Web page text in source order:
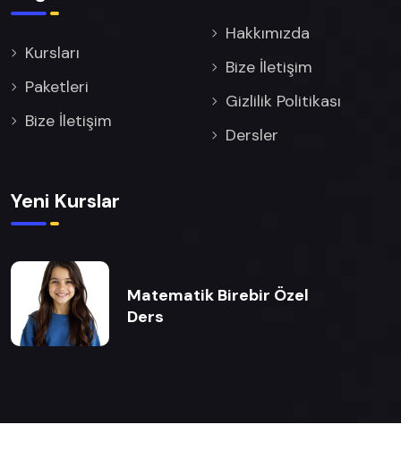
Kursları
Paketleri
Bize İletişim
Hakkımızda
Bize İletişim
Gizlilik Politikası
Dersler
Yeni Kurslar
Matematik Birebir Özel
Ders